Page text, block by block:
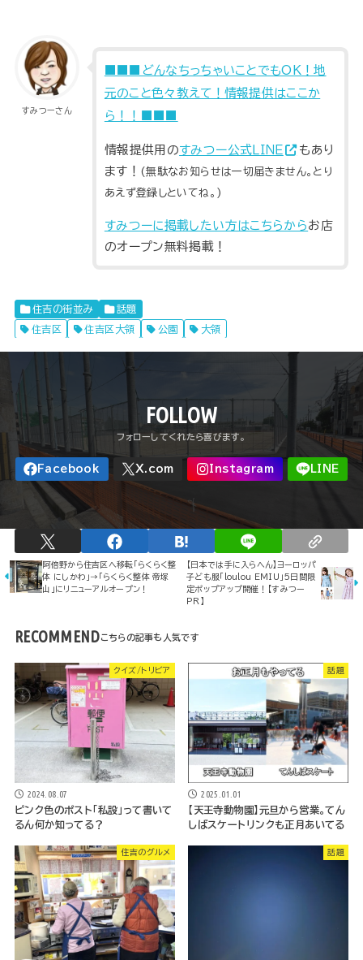
すみつーさん
■■■どんなちっちゃいことでもOK！地
元のこと色々教えて！情報提供はここか
ら！！■■■
情報提供用のすみつー公式ＬＩＮＥ
もあり
ます！ (無駄なお知らせは一切届きません。とり
あえず登録しといてね。)
すみつーに掲載したい方はこちらから お店
のオープン無料掲載！
住吉の街並み
話題
住吉区
住吉区大領 公園 大領
FOLLOW
阿倍野から住吉区へ移転「らくらく整
体 にしかわ」→「らくらく整体 帝塚
山」にリニューアルオープン！
【日本では手に入らへん】ヨーロッパ
子ども服「loulou EMIU」5日間限
定ポップアップ開催！【すみつー
PR】
RECOMMEND
クイズ/トリビア
2024.08.07
ピンク色のポスト「私設」って書いて
るん何か知ってる？
話題
2025.01.01
【天王寺動物園】元旦から営業。てん
しばスケートリンクも正月あいてる
住吉のグルメ 話題